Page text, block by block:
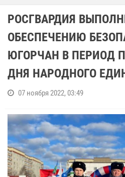
РОСГВАРДИЯ
ОБЕСПЕЧЕНИЮ
ЮГОРЧАН В ПЕРИОД
ДНЯ НАРОДНОГО
07 ноября 2022, 03:49